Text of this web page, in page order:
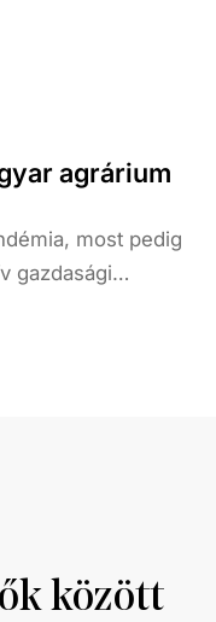
agrárium
most pedig
gazdasági
irányba fordul,
között